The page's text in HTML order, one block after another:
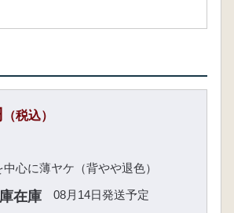
（税込）
心に薄ヤケ（背やや退色）
在庫 08月14日発送予定